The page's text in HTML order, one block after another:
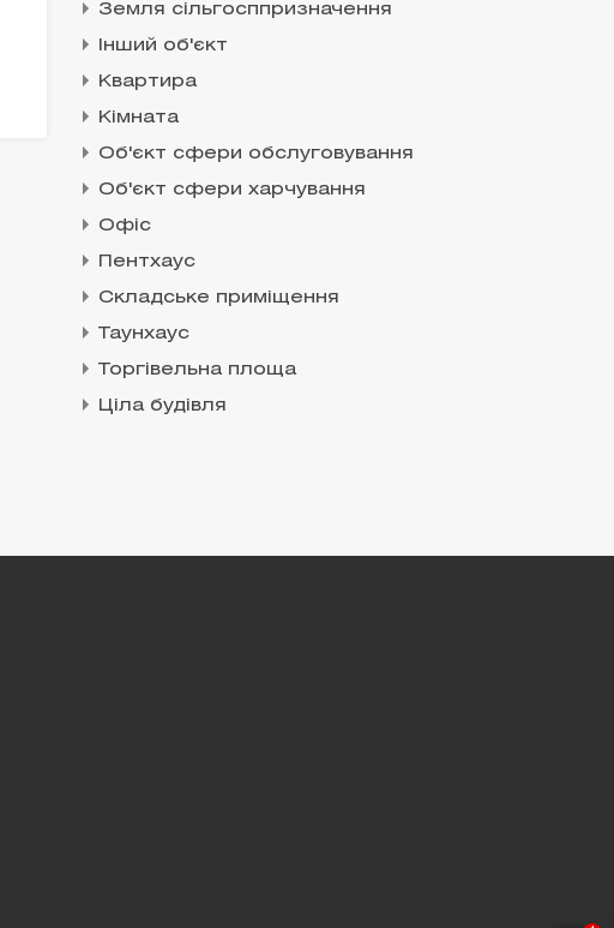
Земля сільгосппризначення
Інший об'єкт
Квартира
Кімната
Об'єкт сфери обслуговування
Об'єкт сфери харчування
Офіс
Пентхаус
Складське приміщення
Таунхаус
Торгівельна площа
Ціла будівля